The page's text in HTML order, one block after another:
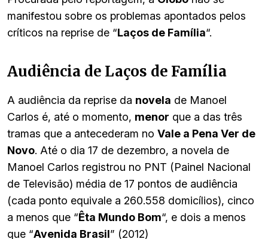
manifestou sobre os problemas apontados pelos
críticos na reprise de “Laços de Família“.
Audiência de Laços de Família
A audiência da reprise da novela de Manoel
Carlos é, até o momento, menor que a das três
tramas que a antecederam no Vale a Pena Ver de
Novo. Até o dia 17 de dezembro, a novela de
Manoel Carlos registrou no PNT (Painel Nacional
de Televisão) média de 17 pontos de audiência
(cada ponto equivale a 260.558 domicílios), cinco
a menos que “Êta Mundo Bom“, e dois a menos
que “Avenida Brasil” (2012)